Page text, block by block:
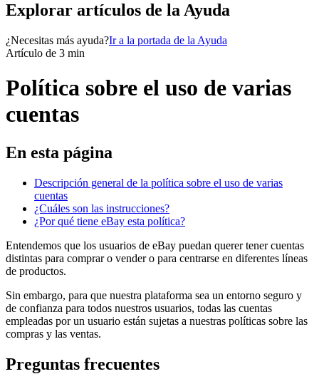
Explorar artículos de la Ayuda
¿Necesitas más ayuda?Ir a la portada de la Ayuda
Artículo de 3 min
Política sobre el uso de varias
cuentas
En esta página
Descripción general de la política sobre el uso de varias
cuentas
¿Cuáles son las instrucciones?
¿Por qué tiene eBay esta política?
Entendemos que los usuarios de eBay puedan querer tener cuentas
distintas para comprar o vender o para centrarse en diferentes líneas
de productos.
Sin embargo, para que nuestra plataforma sea un entorno seguro y
de confianza para todos nuestros usuarios, todas las cuentas
empleadas por un usuario están sujetas a nuestras políticas sobre las
compras y las ventas.
Preguntas frecuentes